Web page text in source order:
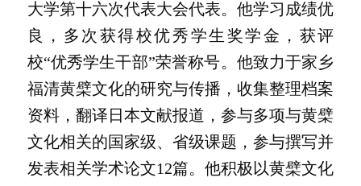
大学第十六次代表大会代表。他学习成绩优
良，多次获得校优秀学生奖学金，获评
校“优秀学生干部”荣誉称号。他致力于家乡
福清黄檗文化的研究与传播，收集整理档案
资料，翻译日本文献报道，参与多项与黄檗
文化相关的国家级、省级课题，参与撰写并
发表相关学术论文12篇。他积极以黄檗文化